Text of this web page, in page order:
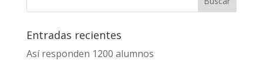
Entradas recientes
Así responden 1200 alumnos